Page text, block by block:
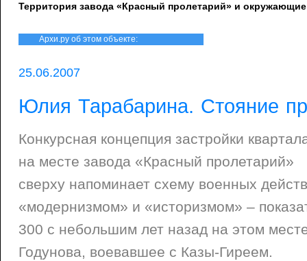
Территория завода «Красный пролетарий» и
Архи.ру об этом объекте:
25.06.2007
Юлия Тарабарина. Стояние
Конкурсная концепция застройки
на месте завода «Красный пролетарий»
сверху напоминает схему военных
«модернизмом» и «историзмом» –
300 с небольшим лет назад на этом
Годунова, воевавшее с Казы-Гиреем.